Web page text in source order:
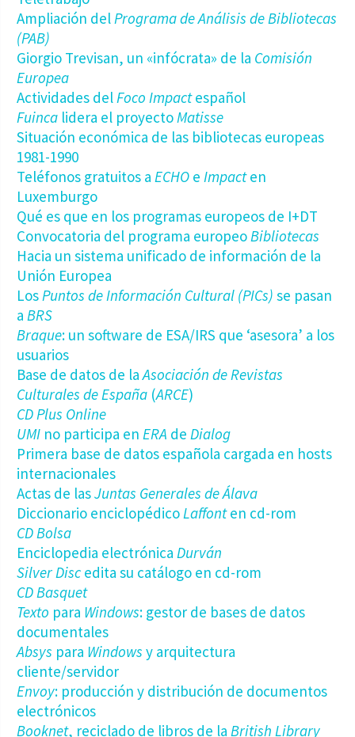
Ampliación del Programa de Análisis de Bibliotecas
(PAB)
Giorgio Trevisan, un «infócrata» de la Comisión
Europea
Actividades del Foco Impactespañol
Fuinca lidera el proyecto Matisse
Situación económica de las bibliotecas europeas
1981-1990
Teléfonos gratuitos a ECHO e Impacten
Luxemburgo
Qué es que en los programas europeos de I+DT
Convocatoria del programa europeo Bibliotecas
Hacia un sistema unificado de información de la
Unión Europea
Los Puntos de Información Cultural (PICs) se pasan
a BRS
Braque: un software de ESA/IRS que ‘asesora’ a los
usuarios
Base de datos de laAsociación de Revistas
Culturales de España (ARCE)
CD Plus Online
UMI no participa en ERA de Dialog
Primera base de datos española cargada en hosts
internacionales
Actas de lasJuntas Generales de Álava
Diccionario enciclopédico Laffonten cd-rom
CD Bolsa
Enciclopedia electrónica Durván
Silver Disc edita su catálogo en cd-rom
CD Basquet
Texto para Windows: gestor de bases de datos
documentales
Absys para Windows y arquitectura
cliente/servidor
Envoy: producción y distribución de documentos
electrónicos
Booknet, reciclado de libros de la British Library